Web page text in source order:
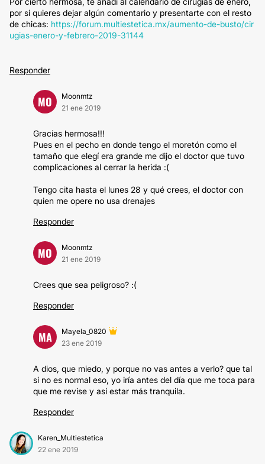
por si quieres dejar algún comentario y presentarte con el resto
de chicas: https://forum.multiestetica.mx/aumento-de-busto/cir
ugias-enero-y-febrero-2019-31144
Responder
MO
Moonmtz
21 ene 2019
Gracias hermosa!!!
Pues en el pecho en donde tengo el moretón como el
tamaño que elegí era grande me dijo el doctor que tuvo
complicaciones al cerrar la herida :(
Tengo cita hasta el lunes 28 y qué crees, el doctor con
quien me opere no usa drenajes
Responder
MO
Moonmtz
21 ene 2019
Crees que sea peligroso? :(
Responder
MA
Mayela_0820
23 ene 2019
A dios, que miedo, y porque no vas antes a verlo? que tal
si no es normal eso, yo iría antes del día que me toca para
que me revise y así estar más tranquila.
Responder
Karen_Multiestetica
22 ene 2019